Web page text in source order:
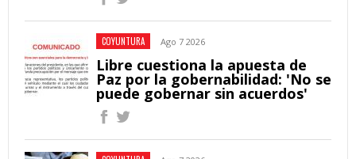
COYUNTURA Ago 7 2026
Libre cuestiona la apuesta de
Paz por la gobernabilidad: 'No se
puede gobernar sin acuerdos'